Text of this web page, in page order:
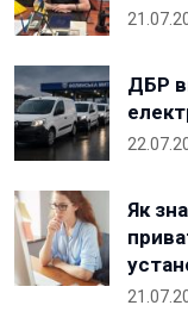
ДБР
Як